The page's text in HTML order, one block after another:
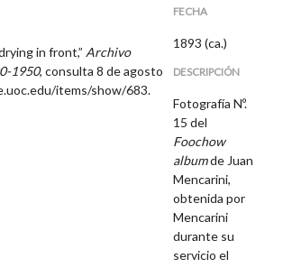
in front,” Archivo
1950, consulta 8 de agosto
items/show/683.
FECHA
1893 (ca.)
DESCRIPCIÓN
Fotografía Nº.
15 del
Foochow
albumde Juan
Mencarini,
obtenida por
Mencarini
durante su
servicio el